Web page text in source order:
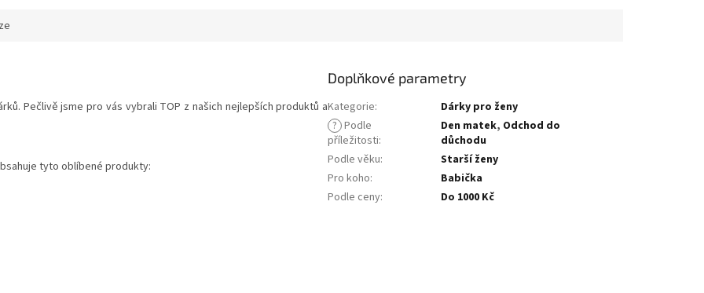
Pečlivě jsme pro vás vybrali TOP z našich nejlepších produktů a
tyto oblíbené produkty:
Doplňkové parametry
Kategorie:
Dárky pro ženy
? Podle
příležitosti:
Den matek, Odchod do
důchodu
Podle věku:
Starší ženy
Pro koho:
Babička
Podle ceny: Do 1000 Kč